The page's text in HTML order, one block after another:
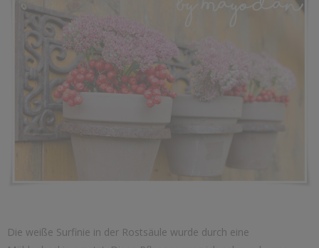
Die weiße Surfinie in der Rostsäule wurde durch eine